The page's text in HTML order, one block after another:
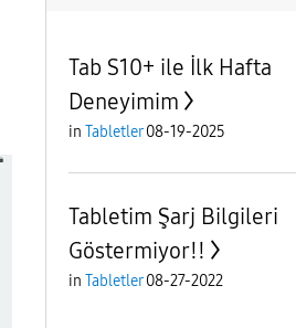
Tab S10+ ile İlk Hafta
Deneyimim
in Tabletler 08-19-2025
Tabletim Şarj Bilgileri
Göstermiyor!!
in Tabletler 08-27-2022